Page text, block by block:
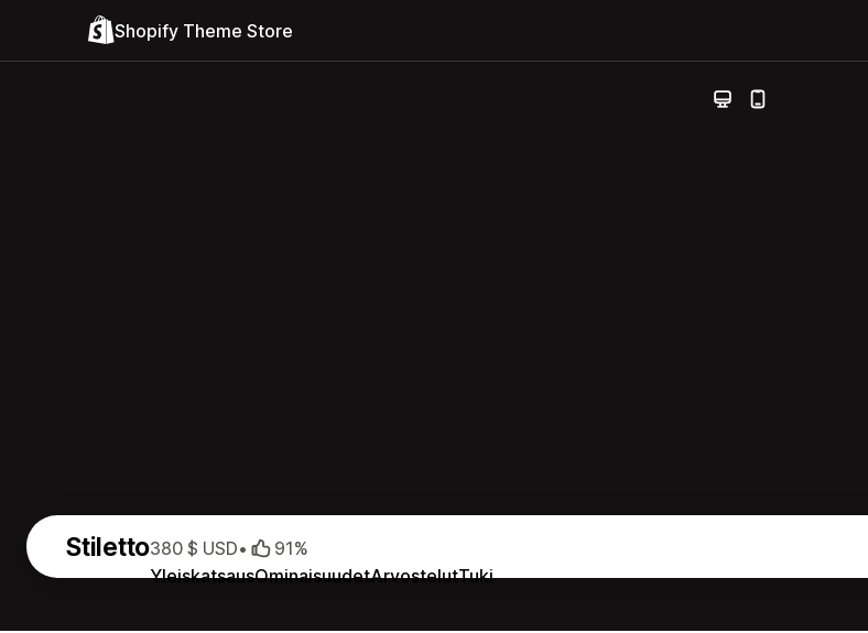
Shopify Theme Store
Stiletto
YleiskatsausOminaisuudetArvostelutTuki
380 $ USD• 91%